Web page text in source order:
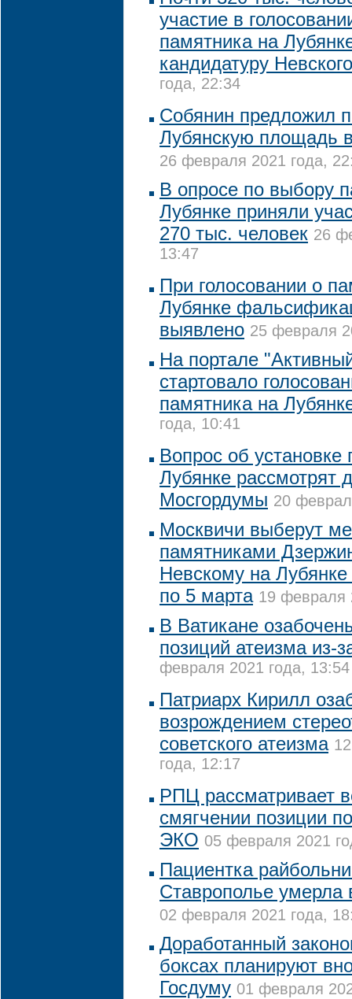
участие в
памятника на
кандидатуру Невского
года, 22:34
Собянин предложил
Лубянскую площадь
26 февраля 2021 года,
В опросе по выбору
Лубянке приняли
270 тыс. человек 26
13:47
При голосовании о
Лубянке
выявлено 25 февраля
На портале
стартовало
памятника на
года, 10:41
Вопрос об установке
Лубянке рассмотрят
Мосгордумы 20
Москвичи выберут
памятниками
Невскому на
по 5 марта 19 февраля
В Ватикане
позиций атеизма из-
февраля 2021 года, 13:54
Патриарх Кирилл
возрождением
советского атеизма
года, 12:17
РПЦ рассматривает
смягчении позиции
ЭКО 05 февраля 2021
Пациентка
Ставрополье умерла
02 февраля 2021 года,
Доработанный
боксах планируют
Госдуму 01 февраля